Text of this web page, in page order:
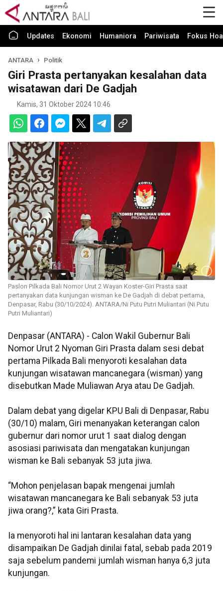
Updates Ekonomi Humaniora Pariwisata Fokus
ANTARA Politik
Giri Prasta pertanyakan kesalahan data
wisatawan dari De Gadjah
Kamis, 31 Oktober 2024 10:46
Paslon Pilkada Bali Nomor Urut 2 Wayan Koster-Giri Prasta saat
pertanyakan data kunjungan wisman ke De Gadjah di debat pertama,
Denpasar, Rabu (30/10/2024). ANTARA/Ni Putu Putri Muliantari (Ni Putu
Putri Muliantari)
Denpasar (ANTARA) - Calon Wakil Gubernur Bali
Nomor Urut 2 Nyoman Giri Prasta dalam sesi debat
pertama Pilkada Bali menyoroti kesalahan data
kunjungan wisatawan mancanegara (wisman) yang
disebutkan Made Muliawan Arya atau De Gadjah.
Dalam debat yang digelar KPU Bali di Denpasar, Rabu
(30/10) malam, Giri menanyakan keterangan calon
gubernur dari nomor urut 1 saat dialog dengan
asosiasi pariwisata dan mengatakan kunjungan
wisman ke Bali sebanyak 53 juta jiwa.
“Mohon penjelasan bapak mengenai jumlah
wisatawan mancanegara ke Bali sebanyak 53 juta
jiwa orang?,” kata Giri Prasta.
Ia menyoroti hal ini lantaran kesalahan data yang
disampaikan De Gadjah dinilai fatal, sebab pada 2019
saja sebelum pandemi jumlah wisman hanya 6,3 juta
kunjungan.